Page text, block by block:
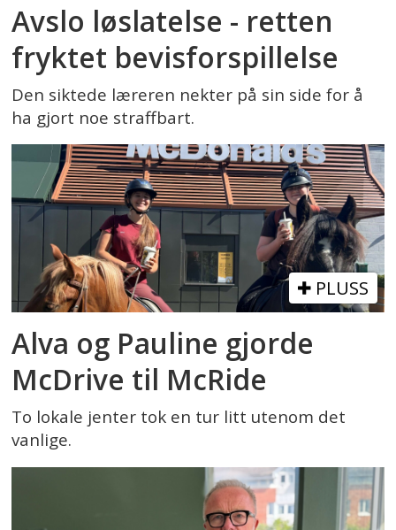
Avslo løslatelse - retten
fryktet bevisforspillelse
Den siktede læreren nekter på sin side for å
ha gjort noe straffbart.
PLUSS
Alva og Pauline gjorde
McDrive til McRide
To lokale jenter tok en tur litt utenom det
vanlige.